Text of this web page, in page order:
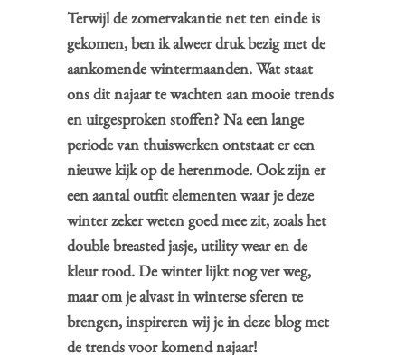
Terwijl de zomervakantie net ten einde is
gekomen, ben ik alweer druk bezig met de
aankomende wintermaanden. Wat staat
ons dit najaar te wachten aan mooie trends
en uitgesproken stoffen? Na een lange
periode van thuiswerken ontstaat er een
nieuwe kijk op de herenmode. Ook zijn er
een aantal outfit elementen waar je deze
winter zeker weten goed mee zit, zoals het
double breasted jasje, utility wear en de
kleur rood. De winter lijkt nog ver weg,
maar om je alvast in winterse sferen te
brengen, inspireren wij je in deze blog met
de trends voor komend najaar!